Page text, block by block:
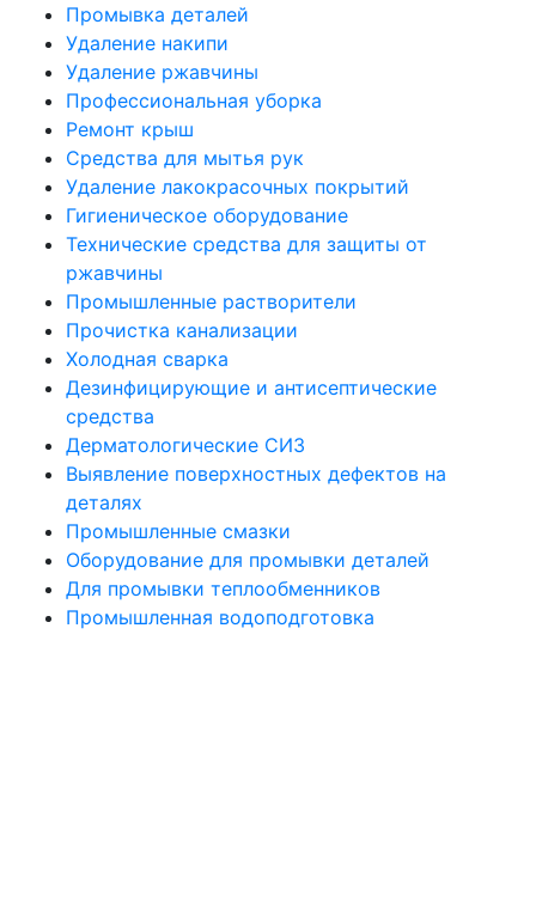
Промывка деталей
Удаление накипи
Удаление ржавчины
Профессиональная уборка
Ремонт крыш
Средства для мытья рук
Удаление лакокрасочных покрытий
Гигиеническое оборудование
Технические средства для защиты от
ржавчины
Промышленные растворители
Прочистка канализации
Холодная сварка
Дезинфицирующие и антисептические
средства
Дерматологические СИЗ
Выявление поверхностных дефектов на
деталях
Промышленные смазки
Оборудование для промывки деталей
Для промывки теплообменников
Промышленная водоподготовка